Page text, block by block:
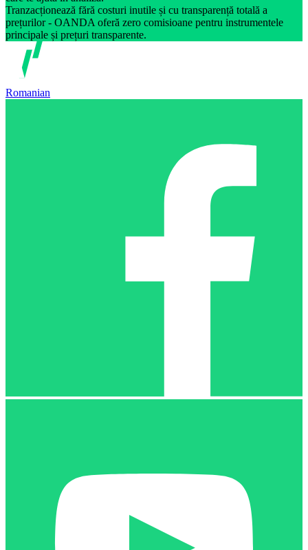
Tranzacționează fără costuri inutile și cu transparență totală a
prețurilor - OANDA oferă zero comisioane pentru instrumentele
principale și prețuri transparente.
Romanian